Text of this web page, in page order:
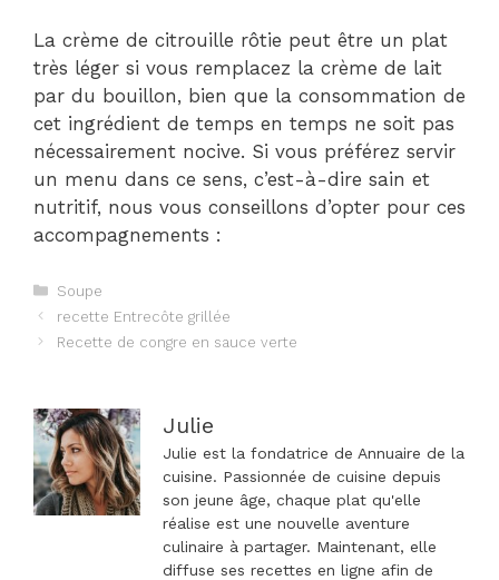
La crème de citrouille rôtie peut être un plat
très léger si vous remplacez la crème de lait
par du bouillon, bien que la consommation de
cet ingrédient de temps en temps ne soit pas
nécessairement nocive. Si vous préférez servir
un menu dans ce sens, c’est-à-dire sain et
nutritif, nous vous conseillons d’opter pour ces
accompagnements :
Catégories
Soupe
Navigation
des
recette Entrecôte grillée
Recette de congre en sauce verte
Julie
Julie est la fondatrice de Annuaire de la
cuisine. Passionnée de cuisine depuis
son jeune âge, chaque plat qu'elle
réalise est une nouvelle aventure
culinaire à partager. Maintenant, elle
diffuse ses recettes en ligne afin de